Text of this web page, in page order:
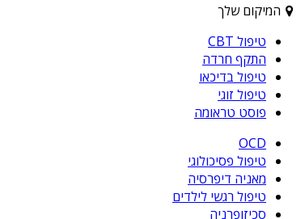
המיקום שלך
טיפול CBT
התקף חרדה
טיפול בדיכאו
טיפול זוגי
פוסט טראומה
OCD
טיפול פסיכולוגי
מאניה דיפרסיה
טיפול רגשי לילדים
סכיזופרניה